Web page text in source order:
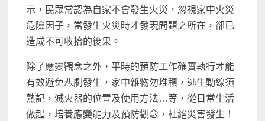
示，民眾常認為自家不會發生火災，忽視家中火災
危險因子，當發生火災時才發現問題之所在，卻已
造成不可收拾的後果。
除了應變觀念之外，平時的預防工作確實執行才能
有效避免悲劇發生，家中雜物勿堆積，逃生動線須
熟記，滅火器的位置及使用方法…等，從日常生活
做起，培養應變能力及預防觀念，杜絕災害發生！